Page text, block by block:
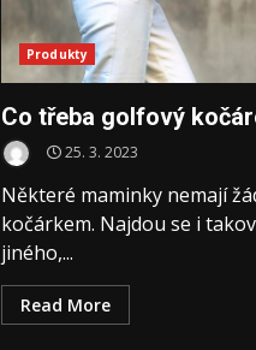
Produkty
Co třeba golfový
25. 3. 2023
Některé maminky nemají
kočárkem. Najdou se i
jiného,...
Read More